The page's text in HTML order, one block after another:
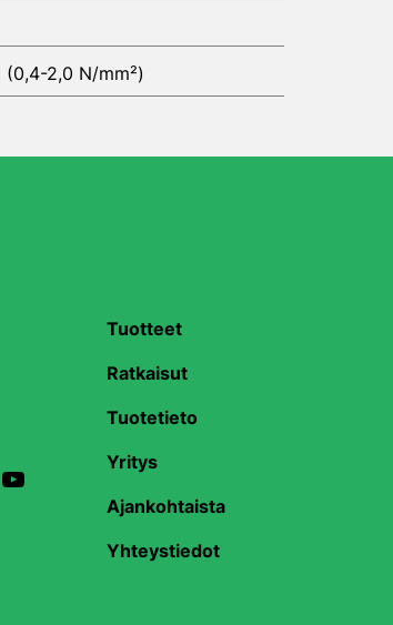
(0,4-2,0 N/mm²)
YouTube
Tuotteet
Ratkaisut
Tuotetieto
Yritys
Ajankohtaista
Yhteystiedot